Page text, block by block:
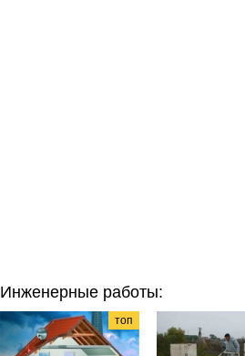
Инженерные работы:
топ